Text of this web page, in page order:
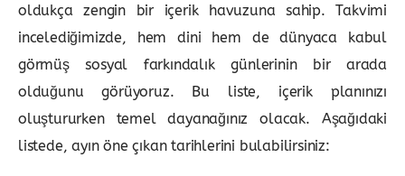
oldukça zengin bir içerik havuzuna sahip. Takvimi
incelediğimizde, hem dini hem de dünyaca kabul
görmüş sosyal farkındalık günlerinin bir arada
olduğunu görüyoruz. Bu liste, içerik planınızı
oluştururken temel dayanağınız olacak. Aşağıdaki
listede, ayın öne çıkan tarihlerini bulabilirsiniz: